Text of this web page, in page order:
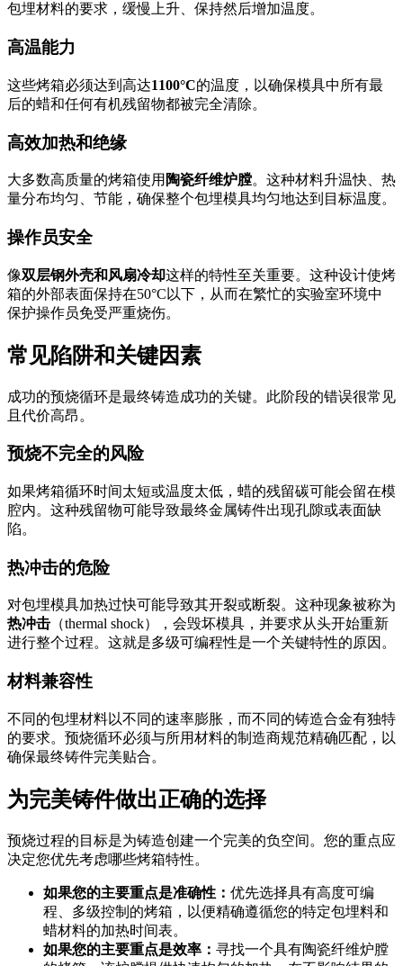
包埋材料的要求，缓慢上升、保持然后增加温度。
高温能力
这些烤箱必须达到高达1100°C的温度，以确保模具中所有最
后的蜡和任何有机残留物都被完全清除。
高效加热和绝缘
大多数高质量的烤箱使用 陶瓷纤维炉膛。这种材料升温快、热
量分布均匀、节能，确保整个包埋模具均匀地达到目标温度。
操作员安全
像双层钢外壳和风扇冷却这样的特性至关重要。这种设计使烤
箱的外部表面保持在50°C以下，从而在繁忙的实验室环境中
保护操作员免受严重烧伤。
常见陷阱和关键因素
成功的预烧循环是最终铸造成功的关键。此阶段的错误很常见
且代价高昂。
预烧不完全的风险
如果烤箱循环时间太短或温度太低，蜡的残留碳可能会留在模
腔内。这种残留物可能导致最终金属铸件出现孔隙或表面缺
陷。
热冲击的危险
对包埋模具加热过快可能导致其开裂或断裂。这种现象被称为
热冲击 （thermal shock），会毁坏模具，并要求从头开始重新
进行整个过程。这就是多级可编程性是一个关键特性的原因。
材料兼容性
不同的包埋材料以不同的速率膨胀，而不同的铸造合金有独特
的要求。预烧循环必须与所用材料的制造商规范精确匹配，以
确保最终铸件完美贴合。
为完美铸件做出正确的选择
预烧过程的目标是为铸造创建一个完美的负空间。您的重点应
决定您优先考虑哪些烤箱特性。
如果您的主要重点是准确性： 优先选择具有高度可编
程、多级控制的烤箱，以便精确遵循您的特定包埋料和
蜡材料的加热时间表。
如果您的主要重点是效率： 寻找一个具有陶瓷纤维炉膛